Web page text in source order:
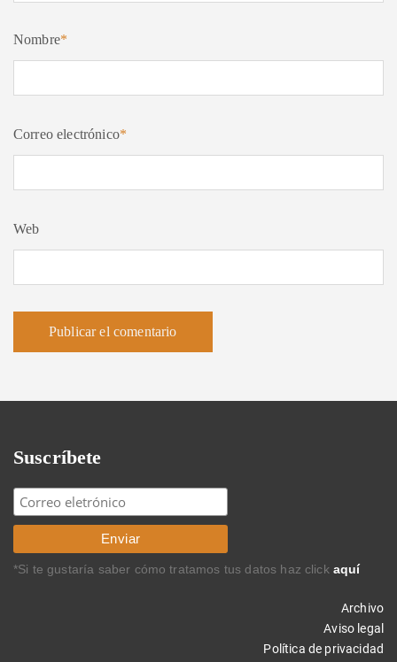
Nombre*
Correo electrónico*
Web
Suscríbete
*Si te gustaría saber cómo tratamos tus datos haz click aquí
Archivo
Aviso legal
Política de privacidad